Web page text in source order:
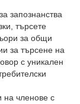
запознанства
търсете
за общи
за търсене на
с уникален
на членове с